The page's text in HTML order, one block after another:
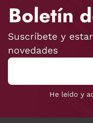
Boletín
Suscríbete y
novedades
He leído y